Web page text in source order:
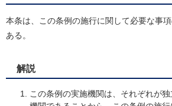
本条は、この条例の施行に関して必要な事
ある。
解説
この条例の実施機関は、それぞれが